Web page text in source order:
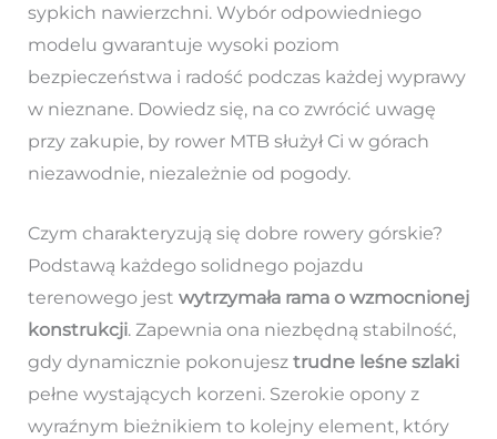
sypkich nawierzchni. Wybór odpowiedniego
modelu gwarantuje wysoki poziom
bezpieczeństwa i radość podczas każdej wyprawy
w nieznane. Dowiedz się, na co zwrócić uwagę
przy zakupie, by rower MTB służył Ci w górach
niezawodnie, niezależnie od pogody.
Czym charakteryzują się dobre rowery górskie?
Podstawą każdego solidnego pojazdu
terenowego jest wytrzymała rama o wzmocnionej
konstrukcji. Zapewnia ona niezbędną stabilność,
gdy dynamicznie pokonujesz trudne leśne szlaki
pełne wystających korzeni. Szerokie opony z
wyraźnym bieżnikiem to kolejny element, który